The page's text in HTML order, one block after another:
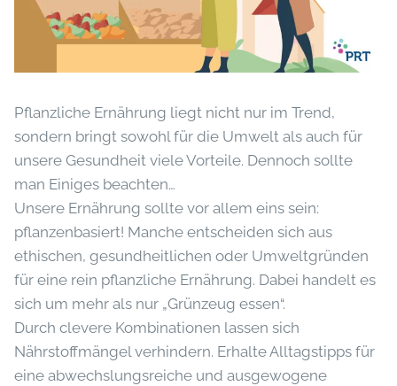
Pflanzliche Ernährung liegt nicht nur im Trend,
sondern bringt sowohl für die Umwelt als auch für
unsere Gesundheit viele Vorteile. Dennoch sollte
man Einiges beachten…
Unsere Ernährung sollte vor allem eins sein:
pflanzenbasiert! Manche entscheiden sich aus
ethischen, gesundheitlichen oder Umweltgründen
für eine rein pflanzliche Ernährung. Dabei handelt es
sich um mehr als nur „Grünzeug essen“.
Durch clevere Kombinationen lassen sich
Nährstoffmängel verhindern. Erhalte Alltagstipps für
eine abwechslungsreiche und ausgewogene